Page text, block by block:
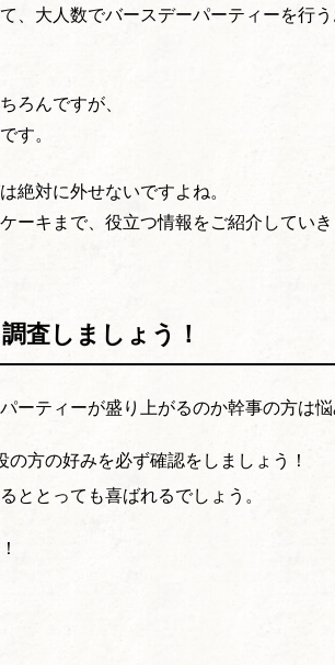
、大人数でバースデーパーティーを行
ろんですが、
す。
絶対に外せないですよね。
キまで、役立つ情報をご紹介していき
査しましょう！
ティーが盛り上がるのか幹事の方は悩
方の好みを必ず確認をしましょう！
ととっても喜ばれるでしょう。